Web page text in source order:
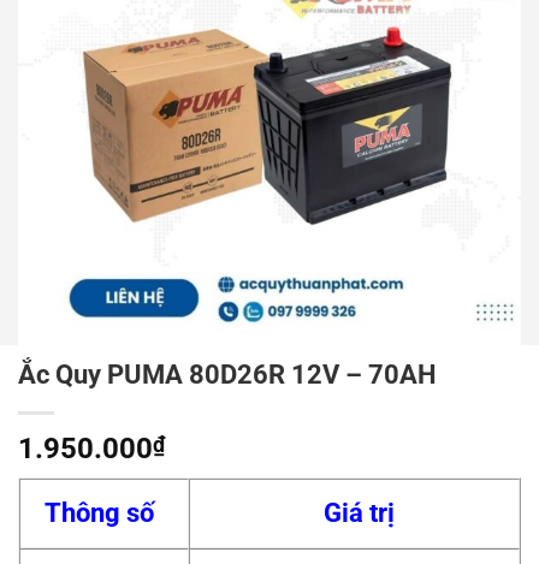
Ắc Quy PUMA 80D26R 12V – 70AH
1.950.000₫
Thông số Giá trị